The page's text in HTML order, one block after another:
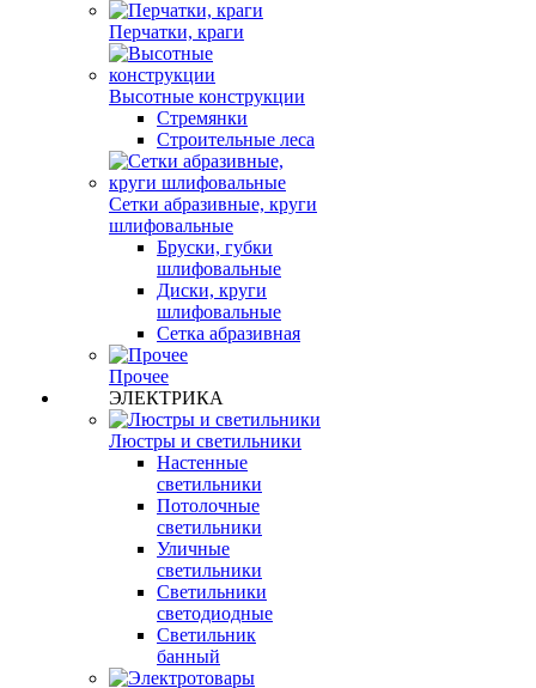
Перчатки, краги
Высотные конструкции
Стремянки
Строительные леса
Сетки абразивные, круги
шлифовальные
Бруски, губки
шлифовальные
Диски, круги
шлифовальные
Сетка абразивная
Прочее
ЭЛЕКТРИКА
Люстры и светильники
Настенные
светильники
Потолочные
светильники
Уличные
светильники
Светильники
светодиодные
Светильник
банный